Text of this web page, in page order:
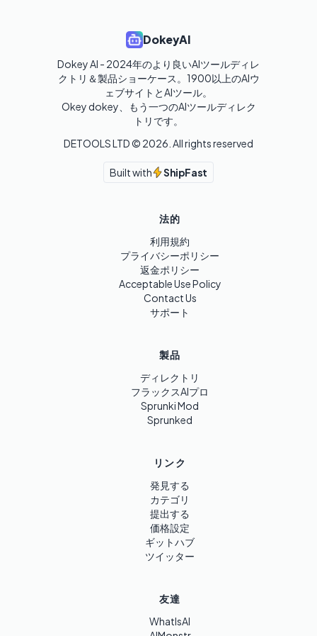
DokeyAI
Dokey AI - 2024年のより良いAIツールディレ
クトリ＆製品ショーケース。1900以上のAIウ
ェブサイトとAIツール。
Okey dokey、もう一つのAIツールディレク
トリです。
DETOOLS LTD © 2026 . All rights reserved
Built with ShipFast
法的
利用規約
プライバシーポリシー
返金ポリシー
Acceptable Use Policy
Contact Us
サポート
製品
ディレクトリ
フラックスAIプロ
Sprunki Mod
Sprunked
リンク
発見する
カテゴリ
提出する
価格設定
ギットハブ
ツイッター
友達
WhatIsAI